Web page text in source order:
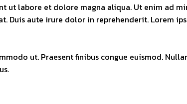
ut labore et dolore magna aliqua. Ut enim ad
Duis aute irure dolor in reprehenderit. Lorem
ut. Praesent finibus congue euismod.